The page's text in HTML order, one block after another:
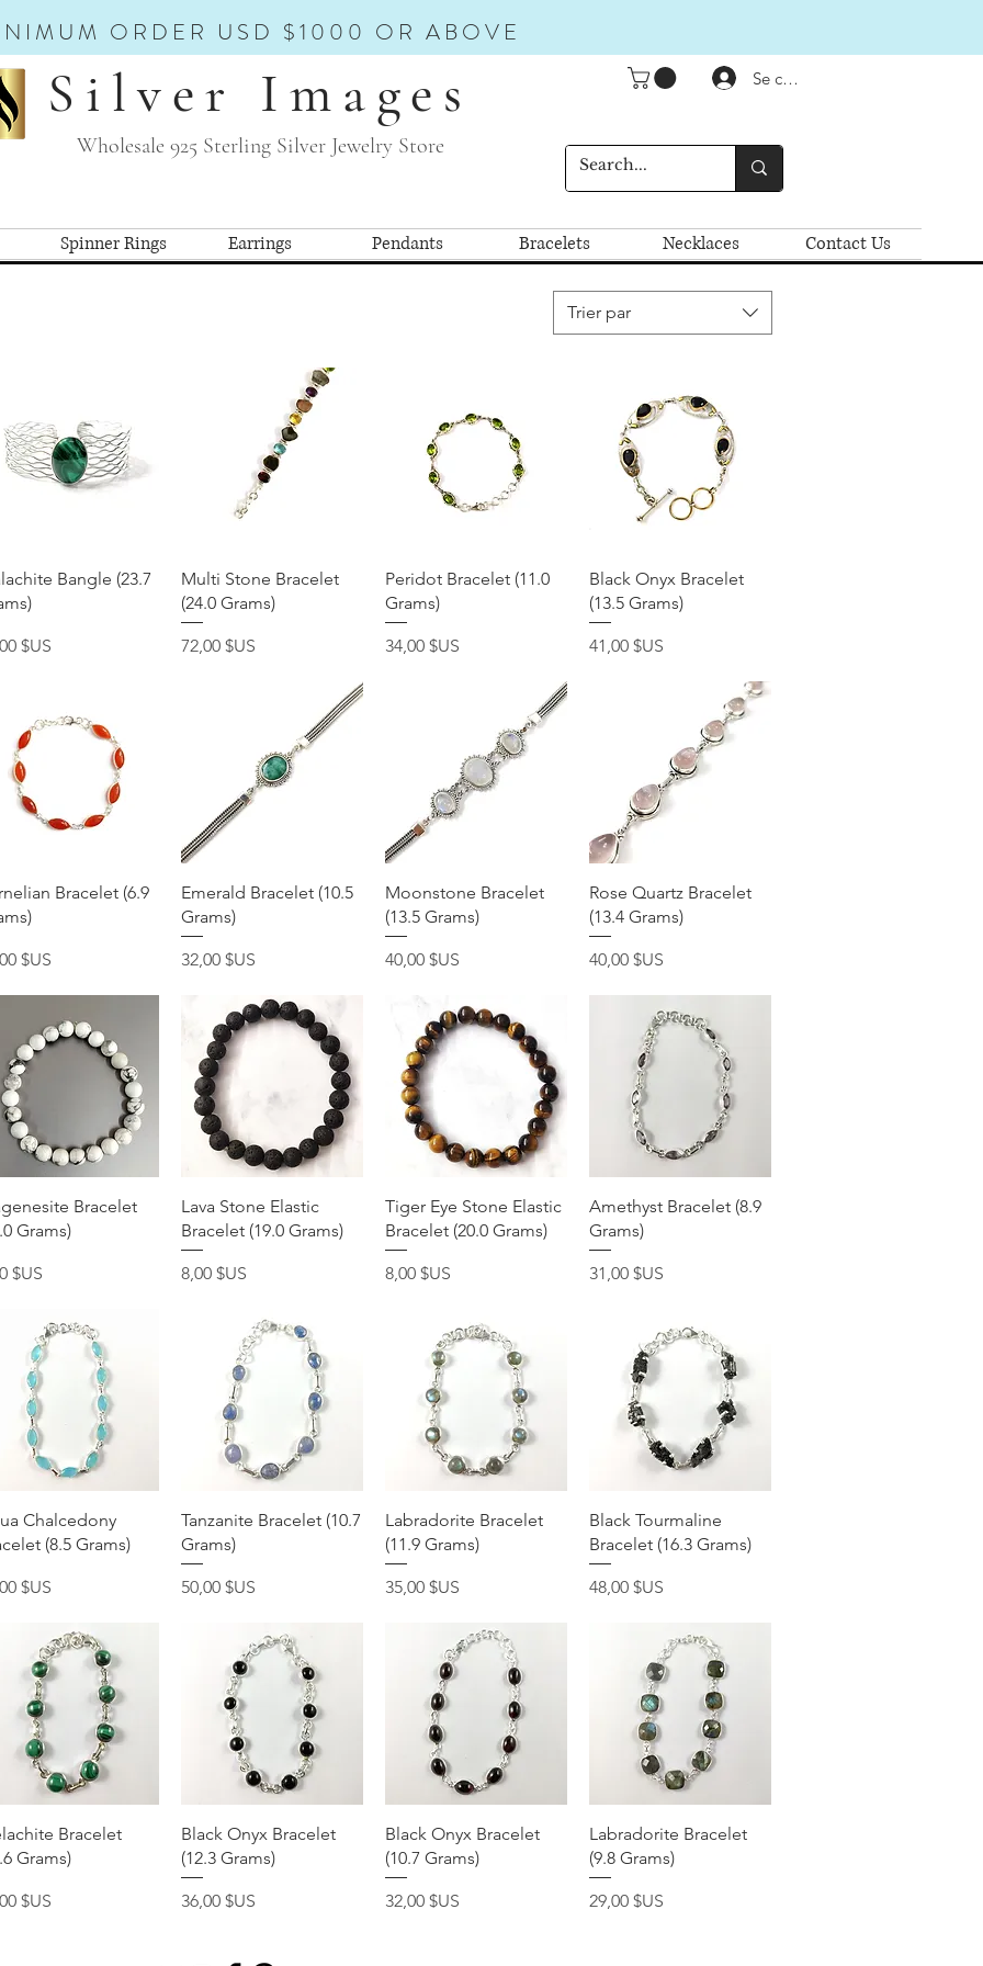
ORDER USD $1000 OR ABOVE
Silver Images
Wholesale 925 Sterling Silver Jewelry Store
Se connecter
Spinner Rings Earrings Pendants Bracelets Necklaces Contact Us
Trier par
Aperçu rapide
Bangle (23.7
$US
Aperçu rapide
Multi Stone Bracelet
(24.0 Grams)
Prix
72,00 $US
Aperçu rapide
Peridot Bracelet (11.0
Grams)
Prix
34,00 $US
Aperçu rapide
Black Onyx Bracelet
(13.5 Grams)
Prix
41,00 $US
Aperçu rapide
Bracelet (6.9
$US
Aperçu rapide
Emerald Bracelet (10.5
Grams)
Prix
32,00 $US
Aperçu rapide
Moonstone Bracelet
(13.5 Grams)
Prix
40,00 $US
Aperçu rapide
Rose Quartz Bracelet
(13.4 Grams)
Prix
40,00 $US
Aperçu rapide
Bracelet
Grams)
$US
Aperçu rapide
Lava Stone Elastic
Bracelet (19.0 Grams)
Prix
8,00 $US
Aperçu rapide
Tiger Eye Stone Elastic
Bracelet (20.0 Grams)
Prix
8,00 $US
Aperçu rapide
Amethyst Bracelet (8.9
Grams)
Prix
31,00 $US
Aperçu rapide
Chalcedony
(8.5 Grams)
$US
Aperçu rapide
Tanzanite Bracelet (10.7
Grams)
Prix
50,00 $US
Aperçu rapide
Labradorite Bracelet
(11.9 Grams)
Prix
35,00 $US
Aperçu rapide
Black Tourmaline
Bracelet (16.3 Grams)
Prix
48,00 $US
Aperçu rapide
Bracelet
Grams)
$US
Aperçu rapide
Black Onyx Bracelet
(12.3 Grams)
Prix
36,00 $US
Aperçu rapide
Black Onyx Bracelet
(10.7 Grams)
Prix
32,00 $US
Aperçu rapide
Labradorite Bracelet
(9.8 Grams)
Prix
29,00 $US